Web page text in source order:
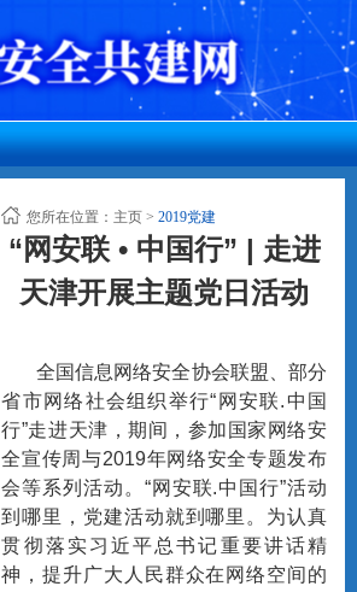
您所在位置： 主页 >2019党建
“网安联 • 中国行” | 走进
天津开展主题党日活动
全国信息网络安全协会联盟、部分
省市网络社会组织举行“网安联.中国
行”走进天津，期间，参加国家网络安
全宣传周与2019年网络安全专题发布
会等系列活动。“网安联.中国行”活动
到哪里，党建活动就到哪里。为认真
贯彻落实习近平总书记重要讲话精
神，提升广大人民群众在网络空间的